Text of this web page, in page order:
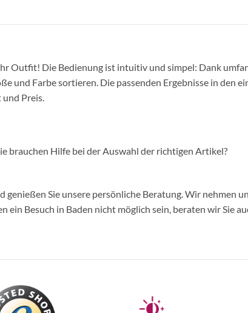
Outfit! Die Bedienung ist intuitiv und simpel: Dank
und Farbe sortieren. Die passenden Ergebnisse in den
Preis.
brauchen Hilfe bei der Auswahl der richtigen Artikel?
Sie unsere persönliche Beratung. Wir nehmen
Besuch in Baden nicht möglich sein, beraten wir Sie